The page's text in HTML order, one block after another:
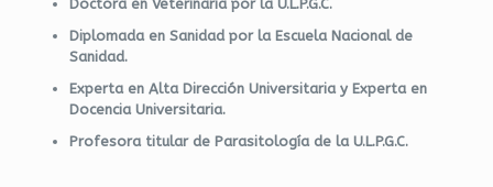
Doctora en Veterinaria por la U.L.P.G.C.
Diplomada en Sanidad por la Escuela Nacional de
Sanidad.
Experta en Alta Dirección Universitaria y Experta en
Docencia Universitaria.
Profesora titular de Parasitología de la U.L.P.G.C.